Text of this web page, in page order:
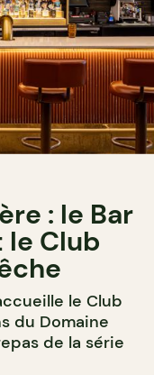
: le Bar
Club
le Club
du Domaine
de la série